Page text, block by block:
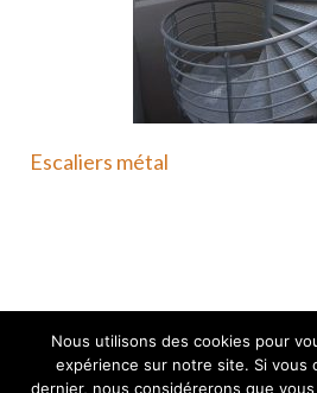
Escaliers métal
webdesign : Adgence
Nous utilisons des cookies pour
expérience sur notre site. Si vous
dernier, nous considérerons que